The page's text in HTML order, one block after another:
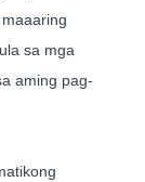
sa mga
aming pag-